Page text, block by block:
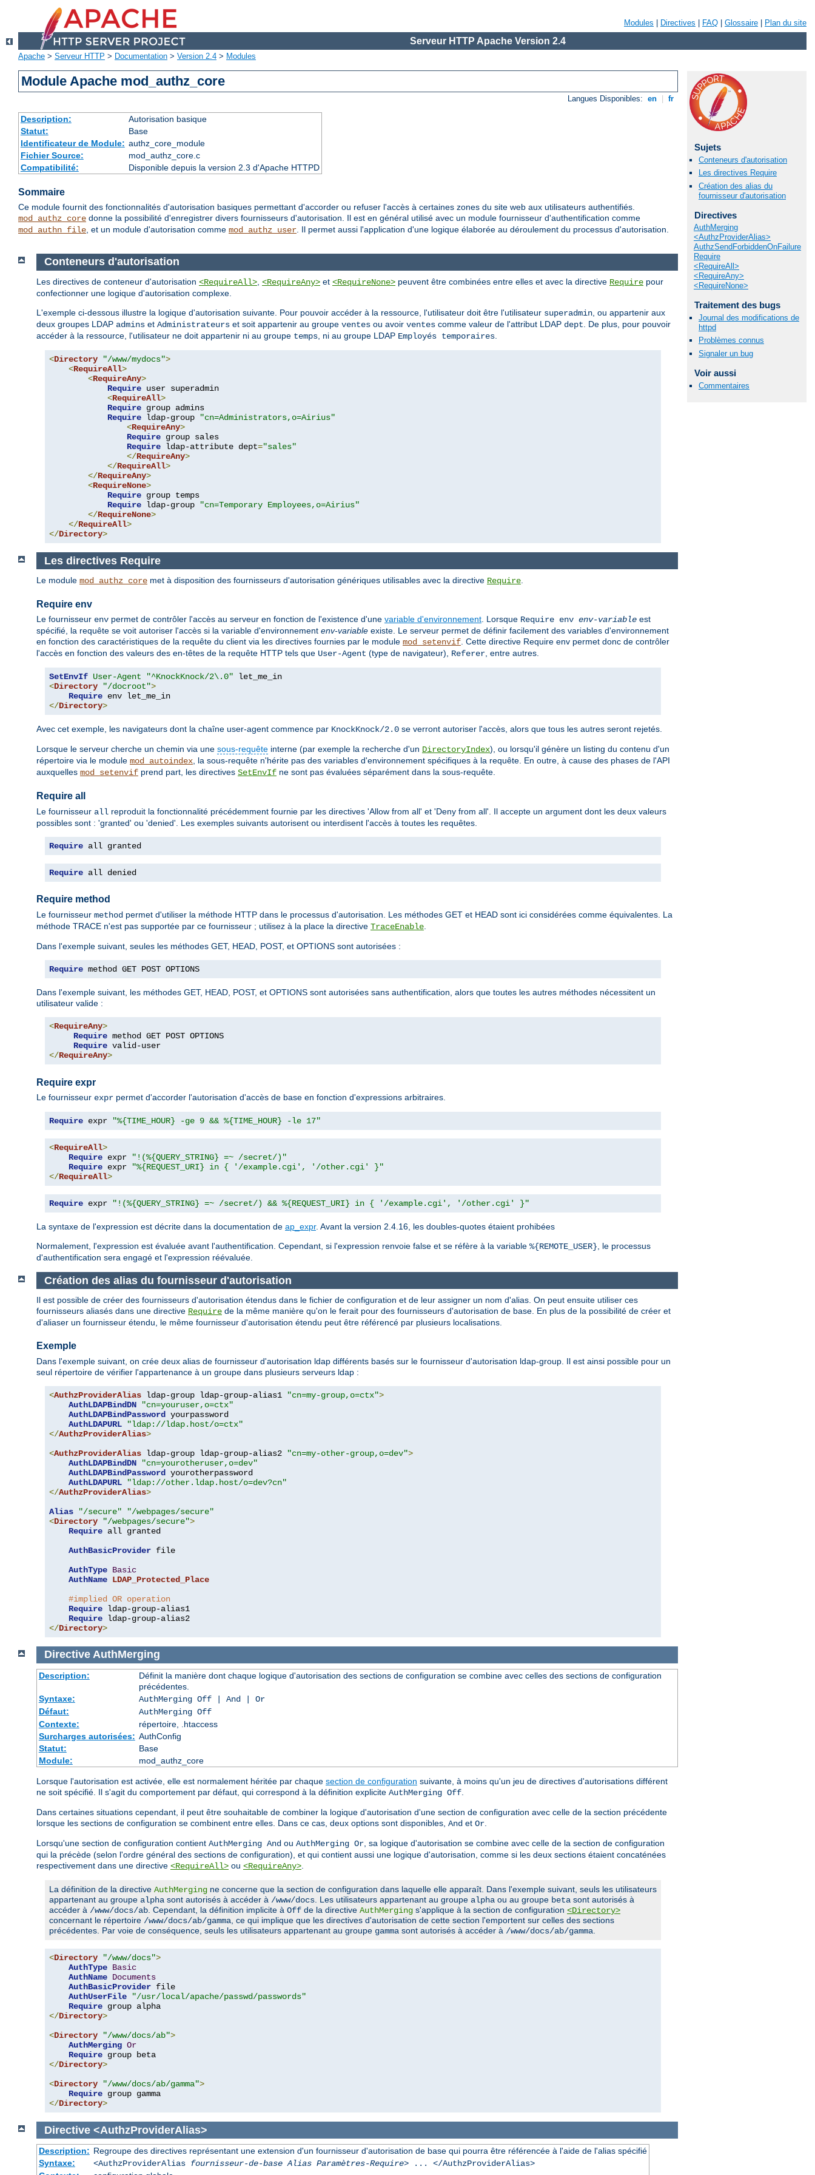
Modules Directives FAQ Glossaire Plan du site
Serveur HTTP Apache Version 2.4
Apache > Serveur HTTP > Documentation > Version 2.4 > Modules
Module Apache mod_authz_core
Langues Disponibles: en fr
Description:
Autorisation basique
Statut:
Base
Identificateur de Module: authz_core_module
Fichier Source:
mod_authz_core.c
Compatibilité:
Disponible depuis la version 2.3 d'Apache HTTPD
Sommaire
Ce module fournit des fonctionnalités d'autorisation basiques permettant d'accorder ou refuser l'accès à certaines zones du site web aux utilisateurs authentifiés.
mod_authz_core donne la possibilité d'enregistrer divers fournisseurs d'autorisation. Il est en général utilisé avec un module fournisseur d'authentification comme
mod_authn_file, et un module d'autorisation comme mod_authz_user. Il permet aussi l'application d'une logique élaborée au déroulement du processus d'autorisation.
Sujets
Conteneurs d'autorisation
Les directives Require
Création des alias du
fournisseur d'autorisation
Directives
AuthMerging
<AuthzProviderAlias>
AuthzSendForbiddenOnFailure
Require
<RequireAll>
<RequireAny>
<RequireNone>
Traitement des bugs
Journal des modifications de
httpd
Problèmes connus
Signaler un bug
Voir aussi
Commentaires
Conteneurs d'autorisation
Les directives de conteneur d'autorisation <RequireAll> <RequireAny> et <RequireNone> peuvent être combinées entre elles et avec la directive Require pour
confectionner une logique d'autorisation complexe.
L'exemple ci-dessous illustre la logique d'autorisation suivante. Pour pouvoir accéder à la ressource, l'utilisateur doit être l'utilisateur superadmin , ou appartenir aux
deux groupes LDAP admins et Administrateurs et soit appartenir au groupe ventes ou avoir ventes comme valeur de l'attribut LDAP dept . De plus, pour pouvoir
accéder à la ressource, l'utilisateur ne doit appartenir ni au groupe temps , ni au groupe LDAP Employés temporaires
<Directory "/www/mydocs">
<RequireAll>
<RequireAny>
Require user superadmin
<RequireAll>
Require group admins
Require ldap-group
"cn=Administrators,o=Airius"
<RequireAny>
Require group sales
Require ldap-attribute dept="sales"
</RequireAny>
</RequireAll>
</RequireAny>
<RequireNone>
Require group temps
Require ldap-group
"cn=Temporary Employees,o=Airius"
</RequireNone>
</RequireAll>
</Directory>
Les directives Require
Le module mod_authz_core met à disposition des fournisseurs d'autorisation génériques utilisables avec la directive Require.
Require env
Le fournisseur env permet de contrôler l'accès au serveur en fonction de l'existence d'une variable d'environnement. Lorsque Require env env-variable est
spécifié, la requête se voit autoriser l'accès si la variable d'environnement env-variable existe. Le serveur permet de définir facilement des variables d'environnement
en fonction des caractéristiques de la requête du client via les directives fournies par le module mod_setenvif. Cette directive Require env permet donc de contrôler
l'accès en fonction des valeurs des en-têtes de la requête HTTP tels que User-Agent (type de navigateur), Referer, entre autres.
SetEnvIf User-Agent "^KnockKnock/2\.0"
<Directory "/docroot">
Require
</Directory>
Avec cet exemple, les navigateurs dont la chaîne user-agent commence par KnockKnock/2.0 se verront autoriser l'accès, alors que tous les autres seront rejetés.
Lorsque le serveur cherche un chemin via une sous-requête interne (par exemple la recherche d'un DirectoryIndex), ou lorsqu'il génère un listing du contenu d'un
répertoire via le module mod_autoindex, la sous-requête n'hérite pas des variables d'environnement spécifiques à la requête. En outre, à cause des phases de l'API
auxquelles mod_setenvif prend part, les directives SetEnvIf ne sont pas évaluées séparément dans la sous-requête.
Require all
Le fournisseur all reproduit la fonctionnalité précédemment fournie par les directives 'Allow from all' et 'Deny from all'. Il accepte un argument dont les deux valeurs
possibles sont : 'granted' ou 'denied'. Les exemples suivants autorisent ou interdisent l'accès à toutes les requêtes.
Require all granted
Require all denied
Require method
Le fournisseur method permet d'utiliser la méthode HTTP dans le processus d'autorisation. Les méthodes GET et HEAD sont ici considérées comme équivalentes. La
méthode TRACE n'est pas supportée par ce fournisseur ; utilisez à la place la directive TraceEnable
Dans l'exemple suivant, seules les méthodes GET, HEAD, POST, et OPTIONS sont autorisées :
Require method GET POST OPTIONS
Dans l'exemple suivant, les méthodes GET, HEAD, POST, et OPTIONS sont autorisées sans authentification, alors que toutes les autres méthodes nécessitent un
utilisateur valide :
<RequireAny>
Require method GET POST OPTIONS
Require
</RequireAny>
Require expr
Le fournisseur expr permet d'accorder l'autorisation d'accès de base en fonction d'expressions arbitraires.
Require expr "%{TIME_HOUR} -ge 9 && %{TIME_HOUR} -le 17"
<RequireAll>
Require expr
"!(%{QUERY_STRING} =~ /secret/)"
Require expr
"%{REQUEST_URI} in { '/example.cgi', '/other.cgi' }"
</RequireAll>
Require expr "!(%{QUERY_STRING} =~ /secret/) && %{REQUEST_URI} in { '/example.cgi', '/other.cgi' }"
La syntaxe de l'expression est décrite dans la documentation de ap_expr. Avant la version 2.4.16, les doubles-quotes étaient prohibées
Normalement, l'expression est évaluée avant l'authentification. Cependant, si l'expression renvoie false et se réfère à la variable %{REMOTE_USER} , le processus
d'authentification sera engagé et l'expression réévaluée.
Création des alias du fournisseur d'autorisation
Il est possible de créer des fournisseurs d'autorisation étendus dans le fichier de configuration et de leur assigner un nom d'alias. On peut ensuite utiliser ces
fournisseurs aliasés dans une directive Require de la même manière qu'on le ferait pour des fournisseurs d'autorisation de base. En plus de la possibilité de créer et
d'aliaser un fournisseur étendu, le même fournisseur d'autorisation étendu peut être référencé par plusieurs localisations.
Exemple
Dans l'exemple suivant, on crée deux alias de fournisseur d'autorisation ldap différents basés sur le fournisseur d'autorisation ldap-group. Il est ainsi possible pour un
seul répertoire de vérifier l'appartenance à un groupe dans plusieurs serveurs ldap :
<AuthzProviderAlias ldap-group ldap-group-alias1 "cn=my-group,o=ctx">
AuthLDAPBindDN
"cn=youruser,o=ctx"
AuthLDAPBindPassword yourpassword
AuthLDAPURL
"ldap://ldap.host/o=ctx"
</AuthzProviderAlias>
<AuthzProviderAlias ldap-group ldap-group-alias2 "cn=my-other-group,o=dev">
AuthLDAPBindDN
"cn=yourotheruser,o=dev"
AuthLDAPBindPassword yourotherpassword
AuthLDAPURL
"ldap://other.ldap.host/o=dev?cn"
</AuthzProviderAlias>
Alias
"/secure"
"/webpages/secure"
<Directory "/webpages/secure">
Require all granted
AuthBasicProvider file
AuthType Basic
AuthName LDAP_Protected_Place
#implied OR operation
Require ldap-group-alias1
Require
</Directory>
Directive AuthMerging
Description:
Définit la manière dont chaque logique d'autorisation des sections de configuration se combine avec celles des sections de configuration
précédentes.
Syntaxe:
AuthMerging Off | And | Or
Défaut:
AuthMerging Off
Contexte:
répertoire, .htaccess
Surcharges autorisées: AuthConfig
Statut:
Base
Module:
mod_authz_core
Lorsque l'autorisation est activée, elle est normalement héritée par chaque section de configuration suivante, à moins qu'un jeu de directives d'autorisations différent
ne soit spécifié. Il s'agit du comportement par défaut, qui correspond à la définition explicite AuthMerging Off
Dans certaines situations cependant, il peut être souhaitable de combiner la logique d'autorisation d'une section de configuration avec celle de la section précédente
lorsque les sections de configuration se combinent entre elles. Dans ce cas, deux options sont disponibles, And et Or
Lorsqu'une section de configuration contient AuthMerging And ou AuthMerging Or , sa logique d'autorisation se combine avec celle de la section de configuration
qui la précède (selon l'ordre général des sections de configuration), et qui contient aussi une logique d'autorisation, comme si les deux sections étaient concaténées
respectivement dans une directive <RequireAll> ou <RequireAny>
La définition de la directive AuthMerging ne concerne que la section de configuration dans laquelle elle apparaît. Dans l'exemple suivant, seuls les utilisateurs
appartenant au groupe alpha sont autorisés à accéder à /www/docs . Les utilisateurs appartenant au groupe alpha ou au groupe beta sont autorisés à
accéder à /www/docs/ab . Cependant, la définition implicite à Off de la directive AuthMerging s'applique à la section de configuration <Directory>
concernant le répertoire /www/docs/ab/gamma , ce qui implique que les directives d'autorisation de cette section l'emportent sur celles des sections
précédentes. Par voie de conséquence, seuls les utilisateurs appartenant au groupe gamma sont autorisés à accéder à /www/docs/ab/gamma
<Directory "/www/docs">
AuthType Basic
AuthName Documents
AuthBasicProvider file
AuthUserFile
"/usr/local/apache/passwd/passwords"
Require
</Directory>
<Directory "/www/docs/ab">
AuthMerging Or
Require
</Directory>
<Directory "/www/docs/ab/gamma">
Require
</Directory>
Directive <AuthzProviderAlias>
Description: Regroupe des directives représentant une extension d'un fournisseur d'autorisation de base qui pourra être référencée à l'aide de l'alias spécifié
Syntaxe:
<AuthzProviderAlias fournisseur-de-base Alias Paramètres-Require> ... </AuthzProviderAlias>